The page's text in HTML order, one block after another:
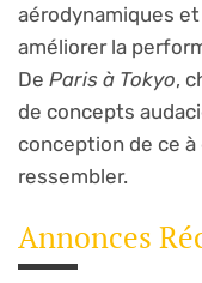
aérodynamiques
améliorer la
De Paris à Tokyo,
de concepts
conception de ce
ressembler.
Annonces